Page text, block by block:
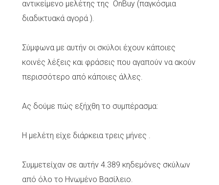
αντικείμενο μελέτης της OnBuy (παγκόσμια
διαδικτυακά αγορά ).
Σύμφωνα με αυτήν οι σκύλοι έχουν κάποιες
κοινές λέξεις και φράσεις που αγαπούν να ακούν
περισσότερο από κάποιες άλλες.
Ας δούμε πώς εξήχθη το συμπέρασμα:
Η μελέτη είχε διάρκεια τρεις μήνες .
Συμμετείχαν σε αυτήν 4.389 κηδεμόνες σκύλων
από όλο το Ηνωμένο Βασίλειο.